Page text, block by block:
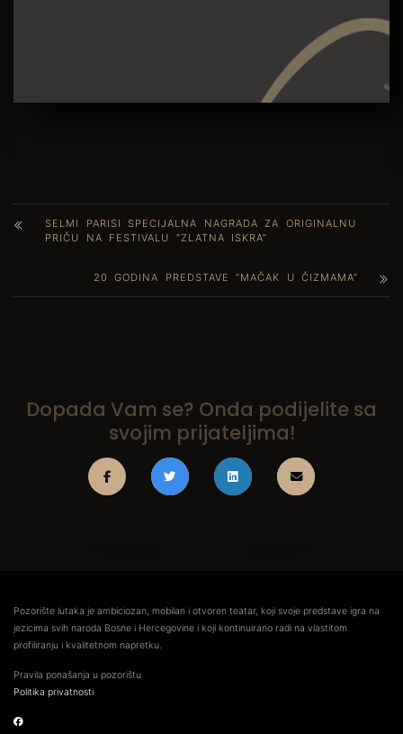
SELMI PARISI SPECIJALNA NAGRADA ZA ORIGINALNU
PRIČU NA FESTIVALU ”ZLATNA ISKRA”
20 GODINA PREDSTAVE “MAČAK U ČIZMAMA”
Dopada Vam se? Onda podijelite sa
svojim prijateljima!
Pozorište lutaka je ambiciozan, mobilan i otvoren teatar, koji svoje predstave igra na
jezicima svih naroda Bosne i Hercegovine i koji kontinuirano radi na vlastitom
profiliranju i kvalitetnom napretku.
Pravila ponašanja u pozorištu
Politika privatnosti